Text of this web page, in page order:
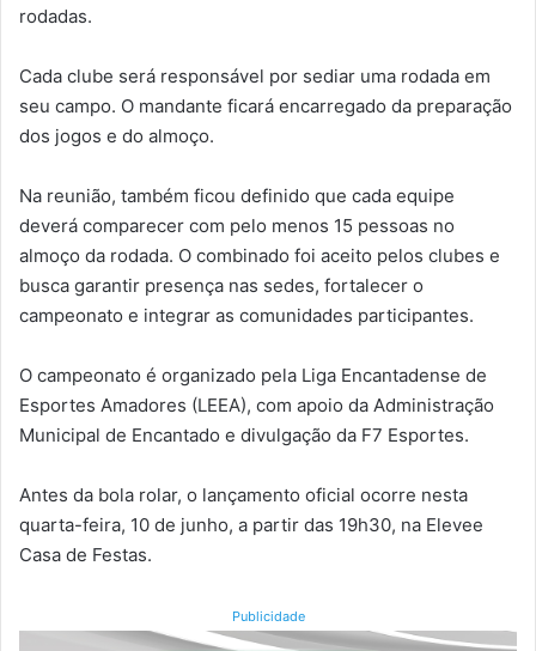
rodadas.
Cada clube será responsável por sediar uma rodada em
seu campo. O mandante ficará encarregado da preparação
dos jogos e do almoço.
Na reunião, também ficou definido que cada equipe
deverá comparecer com pelo menos 15 pessoas no
almoço da rodada. O combinado foi aceito pelos clubes e
busca garantir presença nas sedes, fortalecer o
campeonato e integrar as comunidades participantes.
O campeonato é organizado pela Liga Encantadense de
Esportes Amadores (LEEA), com apoio da Administração
Municipal de Encantado e divulgação da F7 Esportes.
Antes da bola rolar, o lançamento oficial ocorre nesta
quarta-feira, 10 de junho, a partir das 19h30, na Elevee
Casa de Festas.
Publicidade